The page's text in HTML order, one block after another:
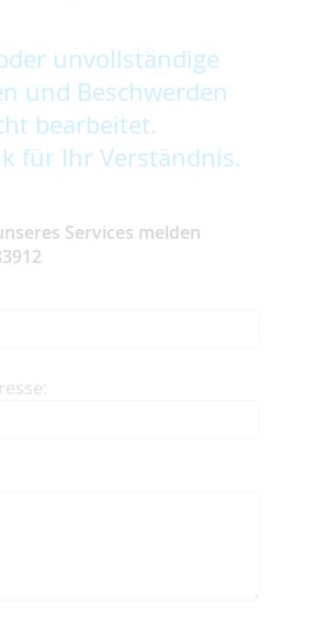
unvollständige
und Beschwerden
bearbeitet.
für Ihr Verständnis.
Services melden